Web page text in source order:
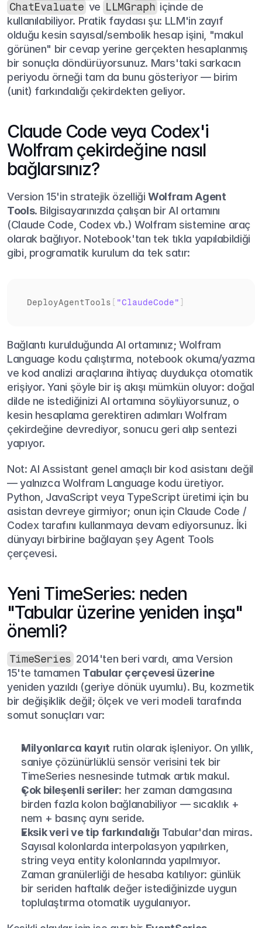
ChatEvaluate ve LLMGraph içinde de
kullanılabiliyor. Pratik faydası şu: LLM'in zayıf
olduğu kesin sayısal/sembolik hesap işini, "makul
görünen" bir cevap yerine gerçekten hesaplanmış
bir sonuçla döndürüyorsunuz. Mars'taki sarkacın
periyodu örneği tam da bunu gösteriyor — birim
(unit) farkındalığı çekirdekten geliyor.
Claude Code veya Codex'i
Wolfram çekirdeğine nasıl
bağlarsınız?
Version 15'in stratejik özelliği Wolfram Agent
Tools. Bilgisayarınızda çalışan bir AI ortamını
(Claude Code, Codex vb.) Wolfram sistemine araç
olarak bağlıyor. Notebook'tan tek tıkla yapılabildiği
gibi, programatik kurulum da tek satır:
DeployAgentTools "ClaudeCode"
Bağlantı kurulduğunda AI ortamınız; Wolfram
Language kodu çalıştırma, notebook okuma/yazma
ve kod analizi araçlarına ihtiyaç duydukça otomatik
erişiyor. Yani şöyle bir iş akışı mümkün oluyor: doğal
dilde ne istediğinizi AI ortamına söylüyorsunuz, o
kesin hesaplama gerektiren adımları Wolfram
çekirdeğine devrediyor, sonucu geri alıp sentezi
yapıyor.
Not: AI Assistant genel amaçlı bir kod asistanı değil
— yalnızca Wolfram Language kodu üretiyor.
Python, JavaScript veya TypeScript üretimi için bu
asistan devreye girmiyor; onun için Claude Code /
Codex tarafını kullanmaya devam ediyorsunuz. İki
dünyayı birbirine bağlayan şey Agent Tools
çerçevesi.
Yeni TimeSeries: neden
"Tabular üzerine yeniden inşa"
önemli?
TimeSeries 2014'ten beri vardı, ama Version
15'te tamamen Tabular çerçevesi üzerine
yeniden yazıldı (geriye dönük uyumlu). Bu, kozmetik
bir değişiklik değil; ölçek ve veri modeli tarafında
somut sonuçları var:
Milyonlarca kayıt rutin olarak işleniyor. On yıllık,
saniye çözünürlüklü sensör verisini tek bir
TimeSeries nesnesinde tutmak artık makul.
Çok bileşenli seriler: her zaman damgasına
birden fazla kolon bağlanabiliyor — sıcaklık +
nem + basınç aynı seride.
Eksik veri ve tip farkındalığı Tabular'dan miras.
Sayısal kolonlarda interpolasyon yapılırken,
string veya entity kolonlarında yapılmıyor.
Zaman granülerliği de hesaba katılıyor: günlük
bir seriden haftalık değer istediğinizde uygun
toplulaştırma otomatik uygulanıyor.